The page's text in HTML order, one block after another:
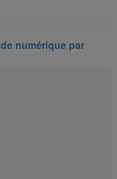
numérique par